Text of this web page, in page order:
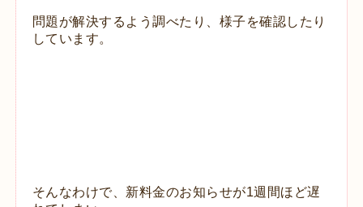
問題が解決するよう調べたり、様子を確認したり
しています。
そんなわけで、新料金のお知らせが1週間ほど遅